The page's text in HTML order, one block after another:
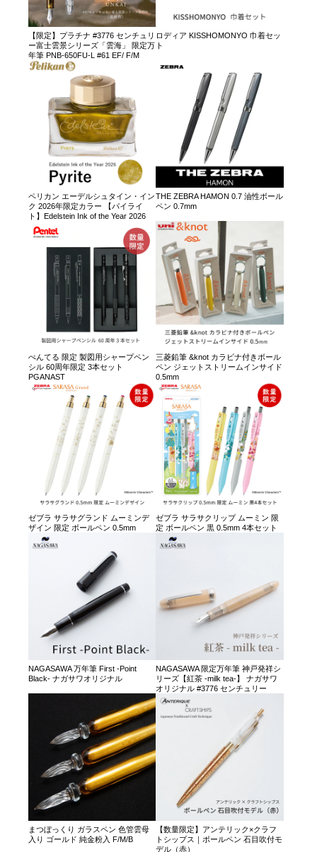
【限定】プラチナ #3776 センチュリ
ー富士雲景シリーズ「雲海」 限定万
年筆 PNB-650FU-L #61 EF/ F/M
ロディア KISSHOMONYO 巾着セッ
ト
ペリカン エーデルシュタイン・イン
ク 2026年限定カラー 【パイライ
ト】Edelstein Ink of the Year 2026
THE ZEBRA HAMON 0.7 油性ボール
ペン 0.7mm
ぺんてる 限定 製図用シャープペン
シル 60周年限定 3本セット
PGANAST
三菱鉛筆 &knot カラビナ付きボール
ペン ジェットストリームインサイド
0.5mm
ゼブラ サラサグランド ムーミンデ
ザイン 限定 ボールペン 0.5mm
ゼブラ サラサクリップ ムーミン 限
定 ボールペン 黒 0.5mm 4本セット
NAGASAWA 万年筆 First -Point
Black- ナガサワオリジナル
NAGASAWA 限定万年筆 神戸発祥シ
リーズ【紅茶 -milk tea-】 ナガサワ
オリジナル #3776 センチュリー
まつぼっくり ガラスペン 色管雲母
入り ゴールド 純金粉入 F/M/B
【数量限定】アンテリック×クラフ
トシップス｜ボールペン 石目吹付モ
デル（赤）